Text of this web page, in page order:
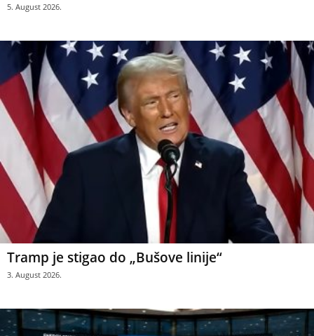
5. August 2026.
Tramp je stigao do „Bušove linije“
3. August 2026.